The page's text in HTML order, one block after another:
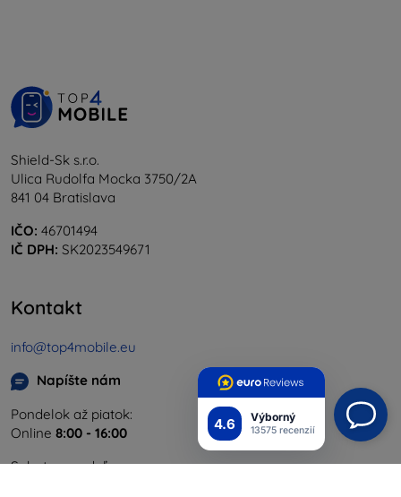
4.6 Výborný
13575 recenzií
Shield-Sk s.r.o.
Ulica Rudolfa Mocka 3750/2A
841 04 Bratislava
IČO: 46701494
IČ DPH: SK2023549671
Kontakt
info@top4mobile.eu
Napíšte nám
Pondelok až piatok:
Online 8:00 - 16:00
Sobota a nedeľa: